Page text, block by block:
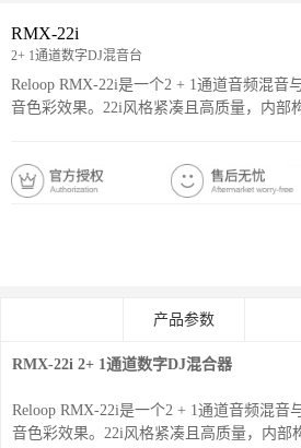
RMX-22i
2+ 1通道数字DJ混音台
Reloop RMX-22i是一个2 + 1通道音频混音
音色彩效果。22i风格紧凑且高质量，内部
产品参数
RMX-22i 2+ 1通道数字DJ混合器
Reloop RMX-22i是一个2 + 1通道音频混音
音色彩效果。22i风格紧凑且高质量，内部